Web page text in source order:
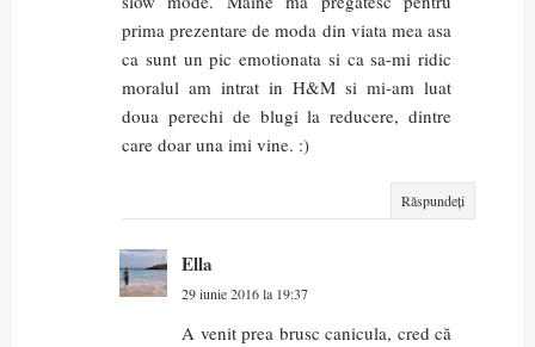
prima prezentare de moda din viata mea asa
ca sunt un pic emotionata si ca sa-mi ridic
moralul am intrat in H&M si mi-am luat
doua perechi de blugi la reducere, dintre
care doar una imi vine. :)
Răspundeți
Ella
29 iunie 2016 la 19:37
A venit prea brusc canicula, cred că